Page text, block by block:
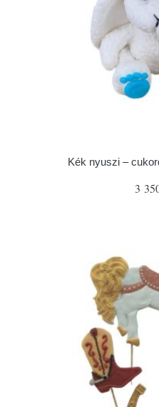
Kék nyuszi –
3